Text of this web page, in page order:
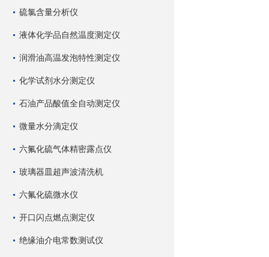
硫氯含量分析仪
液体化学品自然温度测定仪
润滑油高温发泡特性测定仪
化学试剂水分测定仪
石油产品酸值全自动测定仪
微量水分滴定仪
六氟化硫气体精密露点仪
玻璃器皿超声波清洗机
六氟化硫微水仪
开口闪点燃点测定仪
绝缘油介电常数测试仪